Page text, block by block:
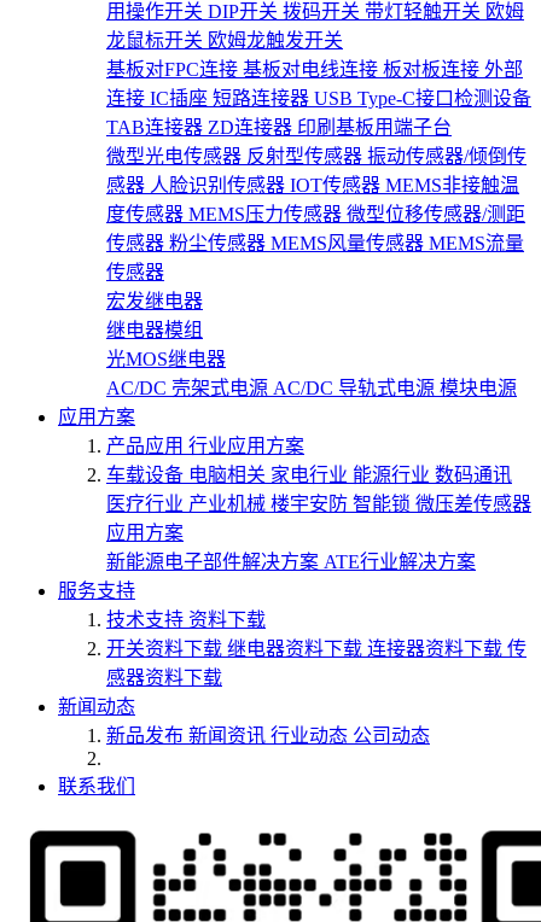
用操作开关 DIP开关 拨码开关 带灯轻触开关 欧姆
龙鼠标开关 欧姆龙触发开关
基板对FPC连接 基板对电线连接 板对板连接 外部
连接 IC插座 短路连接器 USB Type-C接口检测设备
TAB连接器 ZD连接器 印刷基板用端子台
微型光电传感器 反射型传感器 振动传感器/倾倒传
感器 人脸识别传感器 IOT传感器 MEMS非接触温
度传感器 MEMS压力传感器 微型位移传感器/测距
传感器 粉尘传感器 MEMS风量传感器 MEMS流量
传感器
宏发继电器
继电器模组
光MOS继电器
AC/DC 壳架式电源 AC/DC 导轨式电源 模块电源
应用方案
产品应用 行业应用方案
车载设备 电脑相关 家电行业 能源行业 数码通讯
医疗行业 产业机械 楼宇安防 智能锁 微压差传感器
应用方案
新能源电子部件解决方案 ATE行业解决方案
服务支持
技术支持 资料下载
开关资料下载 继电器资料下载 连接器资料下载 传
感器资料下载
新闻动态
新品发布 新闻资讯 行业动态 公司动态
联系我们